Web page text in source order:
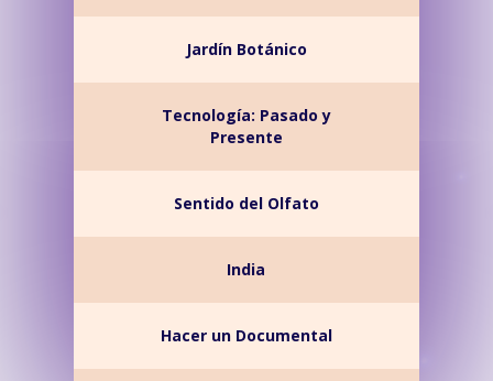
Jardín Botánico
Tecnología: Pasado y
Presente
Sentido del Olfato
India
Hacer un Documental